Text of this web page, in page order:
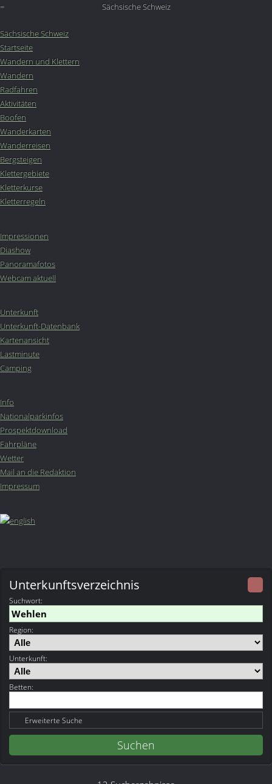
Sächsische Schweiz
=
Sächsische Schweiz
Startseite
Wandern und Klettern
Wandern
Radfahren
Aktivitäten
Boofen
Wanderkarten
Wanderreisen
Bergsteigen
Klettergebiete
Kletterkurse
Kletterregeln
Impressionen
Diashow
Panoramafotos
Webcam aktuell
Unterkunft
Unterkunft-Datenbank
Kartenansicht
Lastminute
Camping
Info
Nationalparkinfos
Prospektdownload
Fahrpläne
Wetter
Mail an die Redaktion
Impressum
Unterkunftsverzeichnis
Suchwort:
Region:
Unterkunft:
Betten:
Erweiterte Suche